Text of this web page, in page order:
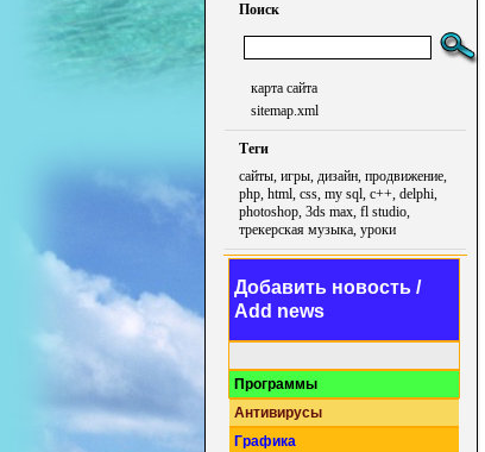
Поиск
карта сайта
sitemap.xml
Теги
сайты, игры, дизайн, продвижение,
php, html, css, my sql, c++, delphi,
photoshop, 3ds max, fl studio,
трекерская музыка, уроки
Добавить новость /
Add news
Программы
Антивирусы
Графика